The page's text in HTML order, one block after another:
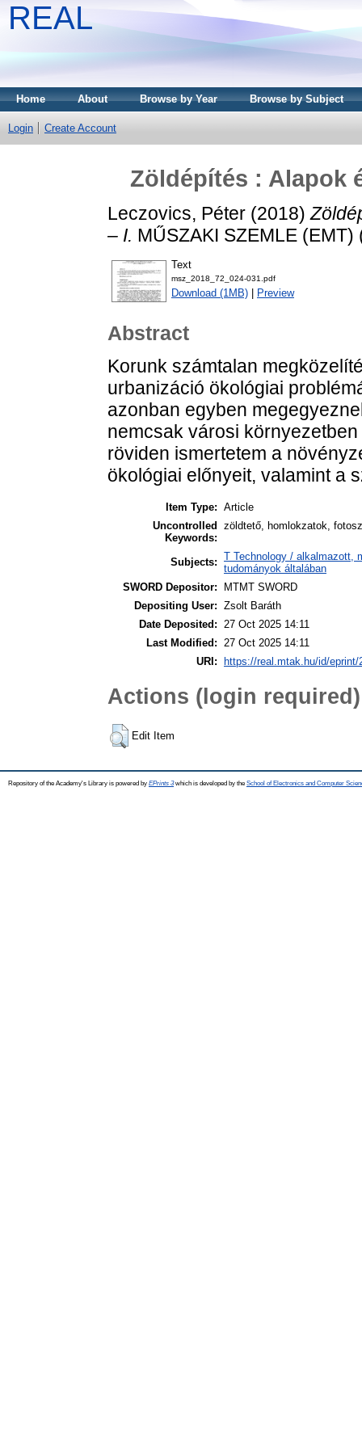
REAL
Home About Browse by Year Browse by Subject
Login Create Account
Zöldépítés : Alapok
Leczovics, Péter (2018)
– I. MŰSZAKI SZEMLE
Text
msz_2018_72_024-031.pdf
Download (1MB) Preview
Abstract
Korunk számtalan
urbanizáció ökológiai
azonban egyben
nemcsak városi
röviden ismertetem a
ökológiai előnyeit, valamint a
Item Type: Article
Uncontrolled
Keywords:
zöldtető, homlokzatok,
Subjects: T Technology / alkalmazott,
tudományok általában
SWORD Depositor:
MTMT SWORD
Depositing User: Zsolt Baráth
Date Deposited:
27 Oct 2025 14:11
Last Modified:
27 Oct 2025 14:11
URI: https://real.mtak.hu/id/eprint/
Actions (login required)
Edit Item
Repository of the Academy's Library is powered by EPrints 3which is developed by the School of Electronics and Computer